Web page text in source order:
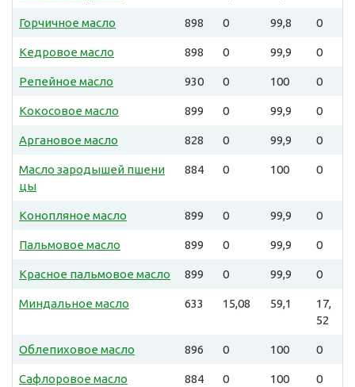
Горчичное масло 898 0 99,8 0
Кедровое масло 898 0 99,9 0
Репейное масло 930 0 100 0
Кокосовое масло 899 0 99,9 0
Аргановое масло 828 0 99,9 0
Масло зародышей пшени
цы
884 0 100 0
Конопляное масло 899 0 99,9 0
Пальмовое масло 899 0 99,9 0
Красное пальмовое масло 899 0 99,9 0
Миндальное масло 633 15,08 59,1
17,
52
Облепиховое масло 896 0 100 0
Сафлоровое масло 884 0 100 0